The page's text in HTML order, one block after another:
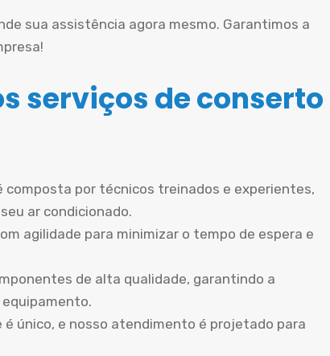
sua assistência agora mesmo. Garantimos a
serviços de conserto
composta por técnicos treinados e experientes,
ar condicionado.
agilidade para minimizar o tempo de espera e
de alta qualidade, garantindo a
é único, e nosso atendimento é projetado para